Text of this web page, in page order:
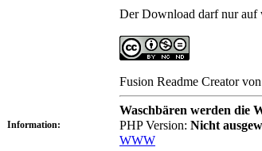
Der Download darf nur auf
Fusion Readme Creator
Waschbären werden die
Information: PHP Version: Nicht
WWW